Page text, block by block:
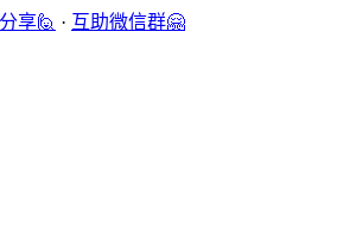
享🙋 · 互助微信群🤗